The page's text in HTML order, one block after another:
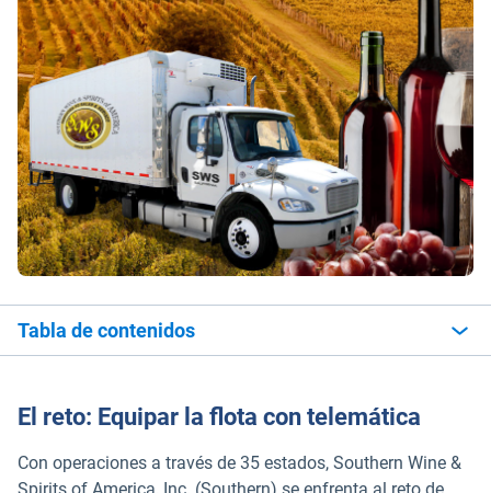
Tabla de contenidos
El reto: Equipar la flota con telemática
Con operaciones a través de 35 estados, Southern Wine &